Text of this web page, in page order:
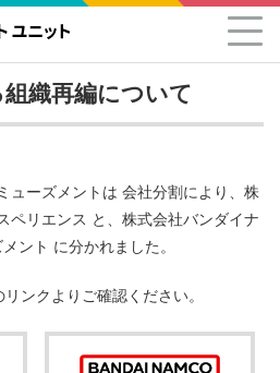
織再編について
ーズメントは 会社分割により、 株
ペリエンス と、株式会社バンダイナ
ント に分かれました。
ンクよりご確認ください。